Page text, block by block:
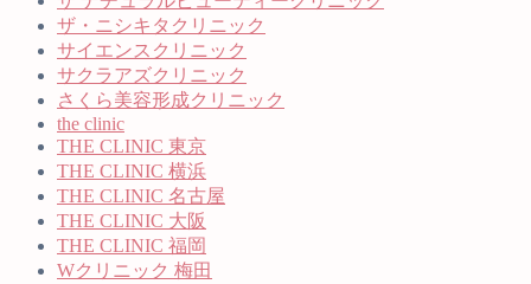
ザ・ニシキタクリニック
サイエンスクリニック
サクラアズクリニック
さくら美容形成クリニック
the clinic
THE CLINIC 東京
THE CLINIC 横浜
THE CLINIC 名古屋
THE CLINIC 大阪
THE CLINIC 福岡
Wクリニック 梅田